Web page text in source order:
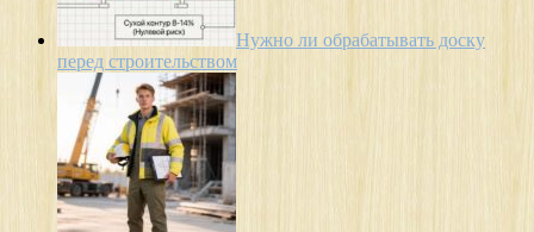
Нужно ли обрабатывать доску
перед строительством